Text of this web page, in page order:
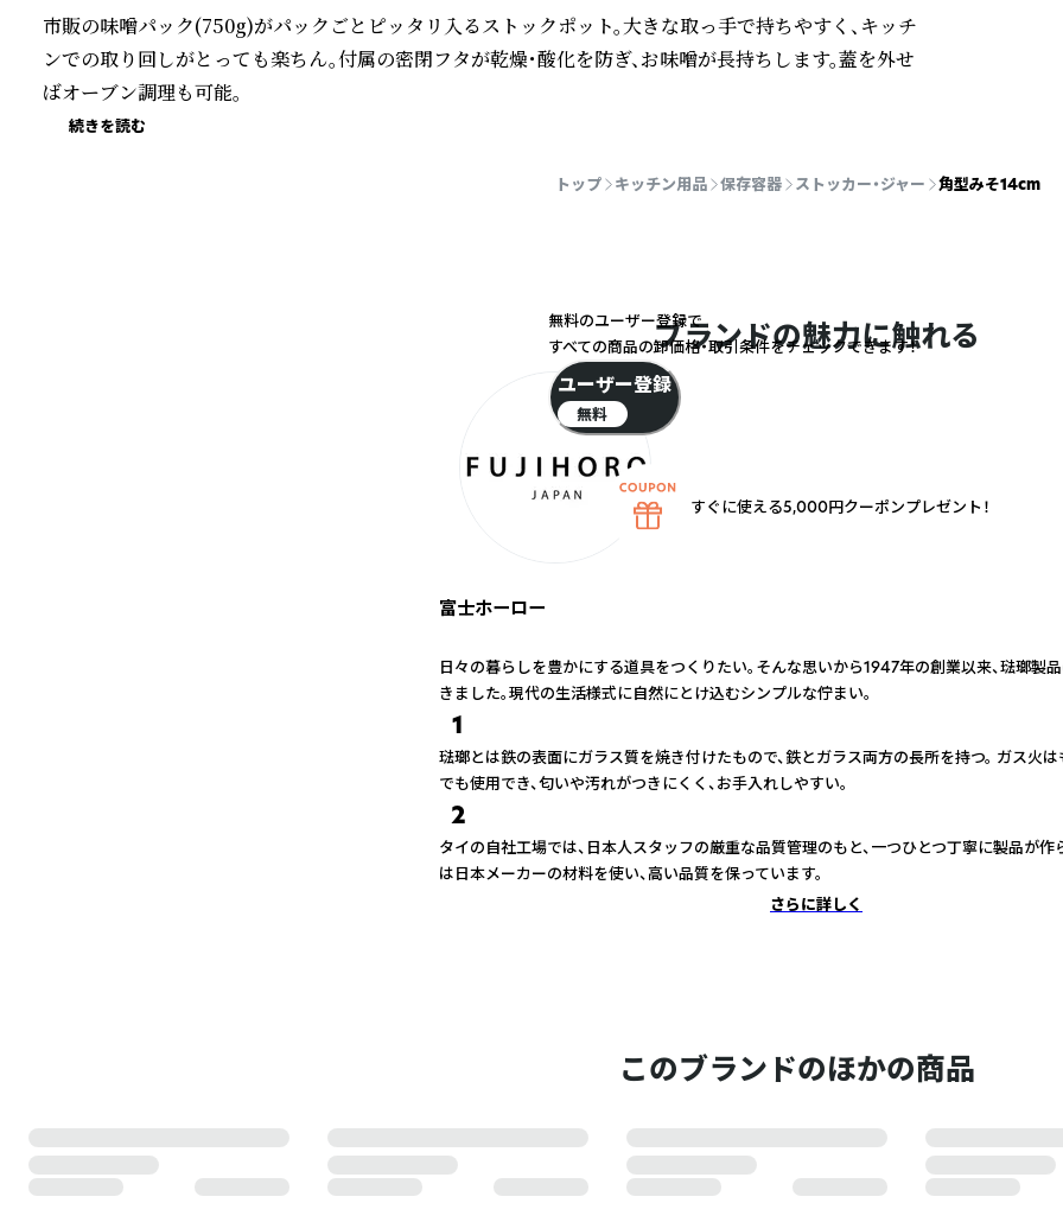
市販の味噌パック(750g)がパックごとピッタリ入るストックポット。大きな取っ手で持ちやすく、キッチ
ンでの取り回しがとっても楽ちん。付属の密閉フタが乾燥・酸化を防ぎ、お味噌が長持ちします。蓋を外せ
ばオーブン調理も可能。
続きを読む
トップ キッチン用品 保存容器 ストッカー・ジャー 角型みそ14cm
ブランドの魅力に触れる
富士ホーロー
日々の暮らしを豊かにする道具をつくりたい。そんな思いから1947年の創業以来、琺瑯製
きました。現代の生活様式に自然にとけ込むシンプルな佇まい。
1
琺瑯とは鉄の表面にガラス質を焼き付けたもので、鉄とガラス両方の長所を持つ。 ガス火は
でも使用でき、匂いや汚れがつきにくく、お手入れしやすい。
2
タイの自社工場では、日本人スタッフの厳重な品質管理のもと、一つひとつ丁寧に製品が作
は日本メーカーの材料を使い、高い品質を保っています。
さらに詳しく
このブランドのほかの商品
無料のユーザー登録で
すべての商品の卸価格・取引条件をチェックできます！
ユーザー登録
無料
すぐに使える5,000円クーポンプレゼント！